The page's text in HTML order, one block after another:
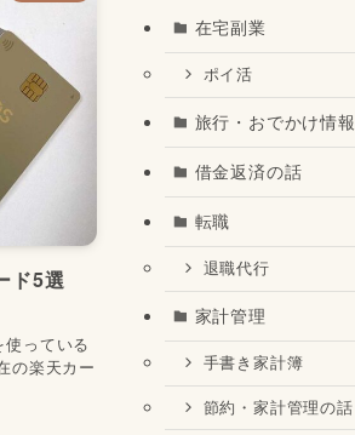
ド5選
っている
の楽天カー
在宅副業
ポイ活
旅行・おでかけ情報
借金返済の話
転職
退職代行
家計管理
手書き家計簿
節約・家計管理の話